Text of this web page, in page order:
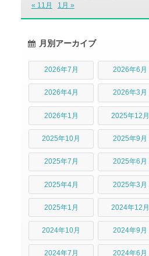
« 11月
1月 »
月別アーカイブ
2026年7月 2026年6月
2026年4月 2026年3月
2026年1月 2025年12月
2025年10月 2025年9月
2025年7月 2025年6月
2025年4月 2025年3月
2025年1月 2024年12月
2024年10月 2024年9月
2024年7月 2024年6月